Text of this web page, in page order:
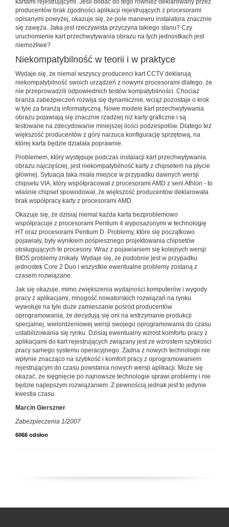
kartami rejestrującymi. Jeśli dodać do tego również deklarowany przez
producentów brak zgodności aplikacji rejestrujących z procesorami
opisanymi powyżej, okazuje się, że pole manewru instalatora znacznie
się zawęża. Jaka jest rzeczywista przyczyna takiego stanu? Czy
uruchomienie kart przechwytywania obrazu na tych jednostkach jest
niemożliwe?
Niekompatybilność w teorii i w praktyce
Wydaje się, że niemal wszyscy producenci kart CCTV deklarują
niekompatybilność swoich urządzeń z nowymi procesorami dlatego, że
nie przeprowadzili odpowiednich testów kompatybilności. Chociaż
branża zabezpieczeń rozwija się dynamicznie, wciąż pozostaje o krok
w tyle za branżą informatyczną. Nowe modele kart przechwytywania
obrazu pojawiają się znacznie rzadziej niż karty graficzne i są
testowane na zdecydowanie mniejszej ilości podzespołów. Dlatego też
większość producentów z góry narzuca konfigurację sprzętową, na
której karta będzie działała poprawnie.
Problemem, który występuje podczas instalacji kart przechwytywania
obrazu najczęściej, jest niekompatybilność karty z chipsetem na płycie
głównej. Sytuacja taka miała miejsce w przypadku dawnych wersji
chipsetu VIA, który współpracował z procesorami AMD z serii Athlon - to
właśnie chipset spowodował, że większość producentów deklarowała
brak współpracy karty z procesorami AMD.
Okazuje się, że dzisiaj niemal każda karta bezproblemowo
współpracuje z procesorami Pentium 4 wyposażonymi w technologię
HT oraz procesorami Pentium D. Problemy, które się początkowo
pojawiały, były wynikiem pośpiesznego projektowania chipsetów
obsługujących te procesory. Wraz z pojawianiem się kolejnych wersji
BIOS problemy znikały. Wydaje się, że podobnie jest w przypadku
jednostek Core 2 Duo i wszystkie ewentualne problemy zostaną z
czasem rozwiązane.
Jak się okazuje, mimo zwiększenia wydajności komputerów i wygody
pracy z aplikacjami, mnogość nowatorskich rozwiązań na rynku
wywołuje na tyle duże zamieszanie pośród producentów
oprogramowania, że decydują się oni na wstrzymanie produkcji
specjalnej, wielordzeniowej wersji swojego oprogramowania do czasu
ustabilizowania się rynku. Dzisiaj ewentualny wzrost komfortu pracy z
aplikacjami do kart rejestrujących związany jest ze wzrostem szybkości
pracy samego systemu operacyjnego. Żadna z nowych technologii nie
wpłynie znacząco na szybkość i komfort pracy z oprogramowaniem
rejestrującym do czasu powstania nowych wersji aplikacji. Może się
okazać, że sięgnięcie po najnowsze technologie sprawi problemy i nie
będzie najlepszym rozwiązaniem. Z pewnością jednak jest to jedynie
kwestia czasu.
Marcin Gierszner
Zabezpieczenia 1/2007
6066 odsłon